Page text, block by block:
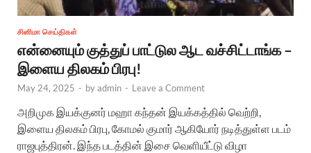
சினிமா செய்திகள்
என்னையும் குத்துப் பாட்டுல ஆட வச்சிட்டாங்க –
இளைய திலகம் பிரபு!
May 24, 2025 - byadmin - Leave a Comment
அறிமுக இயக்குனர் மஹா கந்தன் இயக்கத்தில் வெற்றி,
இளைய திலகம் பிரபு, கோமல் குமார் ஆகியோர் நடித்துள்ள படம்
ராஜபுத்திரன். இந்த படத்தின் இசை வெளியீட்டு விழா